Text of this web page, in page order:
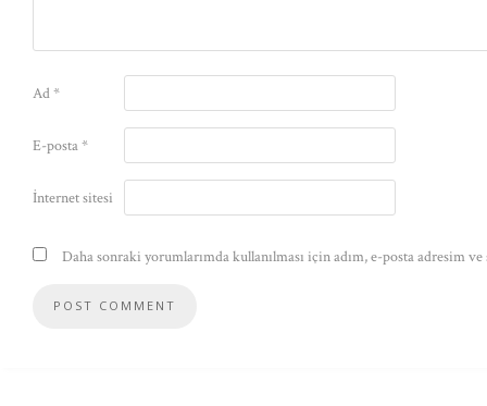
Ad*
E-posta*
İnternet sitesi
Daha sonraki yorumlarımda kullanılması için adım, e-posta adresim